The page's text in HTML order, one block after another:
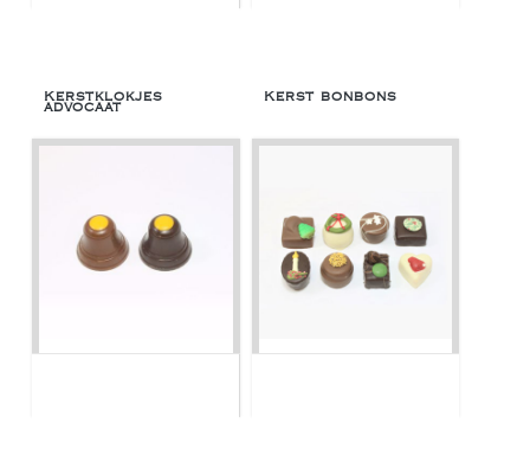
Kerstklokjes
advocaat
Kerst bonbons